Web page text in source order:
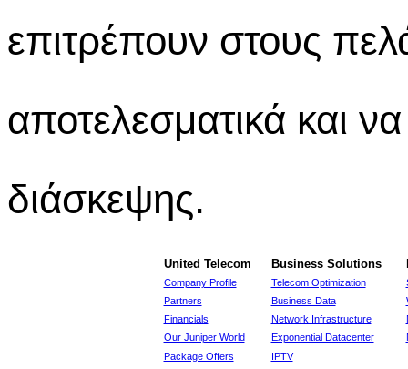
επιτρέπουν στους
αποτελεσματικά και
διάσκεψης.
United Telecom Business Solutions
Company Profile Telecom Optimization
Partners
Business Data
Financials
Network Infrastructure
Our Juniper World
Exponential Datacenter
Package Offers
IPTV